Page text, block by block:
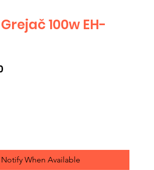
100w EH-
Notify When Available